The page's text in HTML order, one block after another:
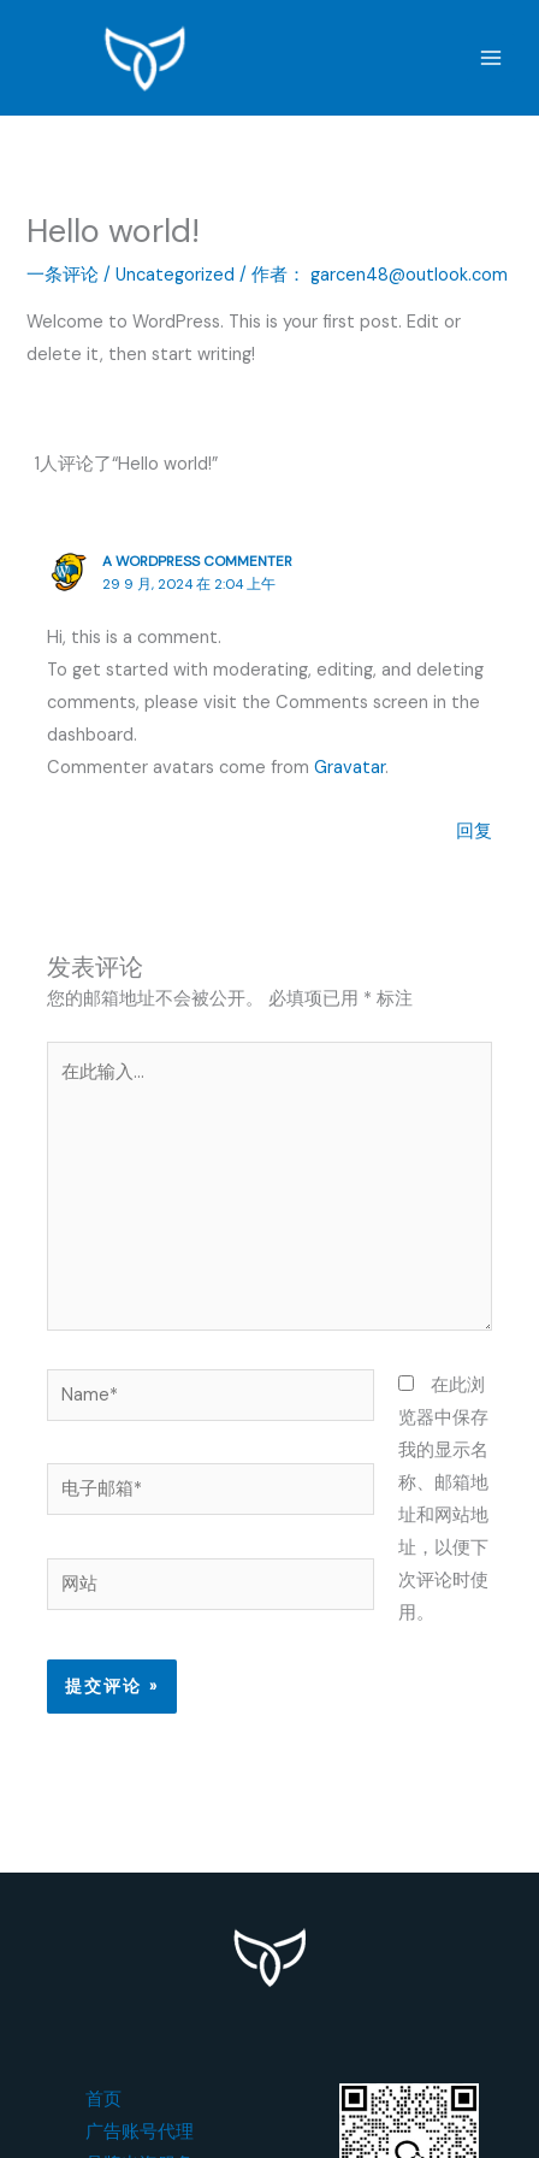
容
Hello world!
一条评论 /Uncategorized / 作者： garcen48@outlook.com
Welcome to WordPress. This is your first post. Edit or
delete it, then start writing!
1人评论了“Hello world!”
A WORDPRESS COMMENTER
29 9 月, 2024 在 2:04 上午
Hi, this is a comment.
To get started with moderating, editing, and deleting
comments, please visit the Comments screen in the
dashboard.
Commenter avatars come fromGravatar.
回复
发表评论
您的邮箱地址不会被公开。 必填项已用 * 标注
Name*
电
子
箱
*
网
站
在此浏
览器中保存
我的显示名
称、邮箱地
址和网站地
址，以便下
次评论时使
用。
首页
广告账号代理